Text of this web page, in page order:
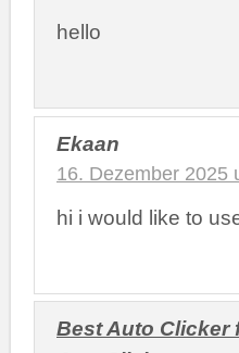
hello
Ekaan
16. Dezember 2025
hi i would like to
Best Auto Clicker